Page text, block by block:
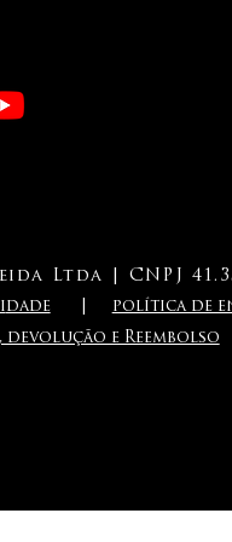
Ltda | CNPJ
dade
política de
e Reembolso